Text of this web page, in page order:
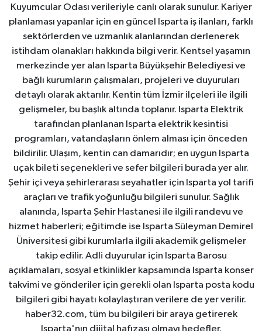
Kuyumcular Odası verileriyle canlı olarak sunulur. Kariyer
planlaması yapanlar için en güncel Isparta iş ilanları, farklı
sektörlerden ve uzmanlık alanlarından derlenerek
istihdam olanakları hakkında bilgi verir. Kentsel yaşamın
merkezinde yer alan Isparta Büyükşehir Belediyesi ve
bağlı kurumların çalışmaları, projeleri ve duyuruları
detaylı olarak aktarılır. Kentin tüm İzmir ilçeleri ile ilgili
gelişmeler, bu başlık altında toplanır. Isparta Elektrik
tarafından planlanan Isparta elektrik kesintisi
programları, vatandaşların önlem alması için önceden
bildirilir. Ulaşım, kentin can damarıdır; en uygun Isparta
uçak bileti seçenekleri ve sefer bilgileri burada yer alır.
Şehir içi veya şehirlerarası seyahatler için Isparta yol tarifi
araçları ve trafik yoğunluğu bilgileri sunulur. Sağlık
alanında, Isparta Şehir Hastanesi ile ilgili randevu ve
hizmet haberleri; eğitimde ise Isparta Süleyman Demirel
Üniversitesi gibi kurumlarla ilgili akademik gelişmeler
takip edilir. Adli duyurular için Isparta Barosu
açıklamaları, sosyal etkinlikler kapsamında Isparta konser
takvimi ve gönderiler için gerekli olan Isparta posta kodu
bilgileri gibi hayatı kolaylaştıran verilere de yer verilir.
haber32.com, tüm bu bilgileri bir araya getirerek
Isparta'nın dijital hafızası olmayı hedefler.